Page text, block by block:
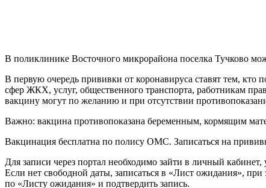
В поликлинике Восточного микрорайона поселка Тучково
В первую очередь прививки от коронавируса ставят тем,
сфер ЖКХ, услуг, общественного транспорта, работникам
вакцину могут по желанию и при отсутствии
Важно: вакцина противопоказана беременным, кормящим
Вакцинация бесплатна по полису ОМС. Записаться на
Для записи через портал необходимо зайти в личный
Если нет свободной даты, записаться в «Лист ожидания»,
по «Листу ожидания» и подтвердить запись.